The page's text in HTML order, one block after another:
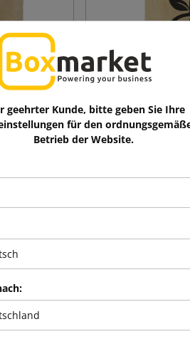
500 g
mit
Kühlakku
In den
geehrter Kunde, bitte geben Sie Ihre
für den
Betrieb der Website.